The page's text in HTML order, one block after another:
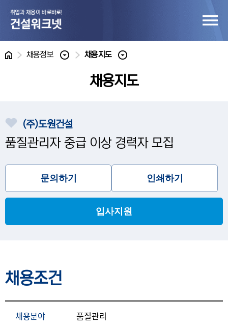
홈 채용정보 채용지도
채용지도
(주)도원건설
품질관리자 중급 이상 경력자 모집
입사지원
문의하기 인쇄하기
채용조건
채용분야 품질관리